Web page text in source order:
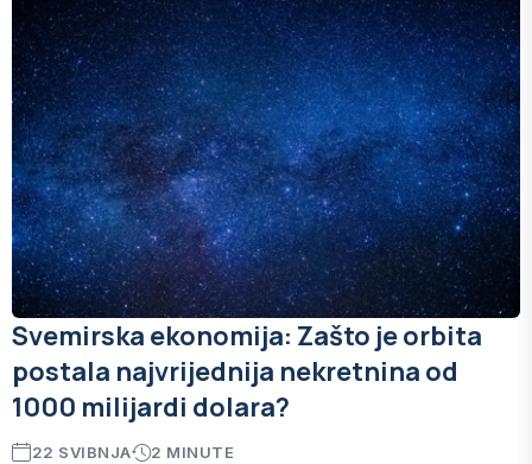
Svemirska ekonomija: Zašto je orbita
postala najvrijednija nekretnina od
1000 milijardi dolara?
22 SVIBNJA 2 MINUTE